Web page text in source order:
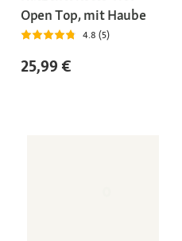
Open Top, mit Haube
4.8 (5)
25,99 €